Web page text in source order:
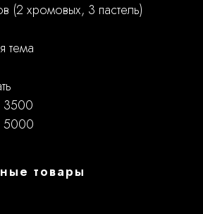
(2 хромовых, 3 пастель)
тема
3500
5000
товары